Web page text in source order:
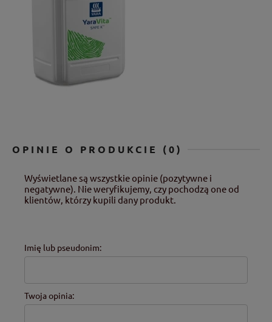
OPINIE O PRODUKCIE (0)
Wyświetlane są wszystkie opinie (pozytywne i
negatywne). Nie weryfikujemy, czy pochodzą one od
klientów, którzy kupili dany produkt.
Imię lub pseudonim:
Twoja opinia: